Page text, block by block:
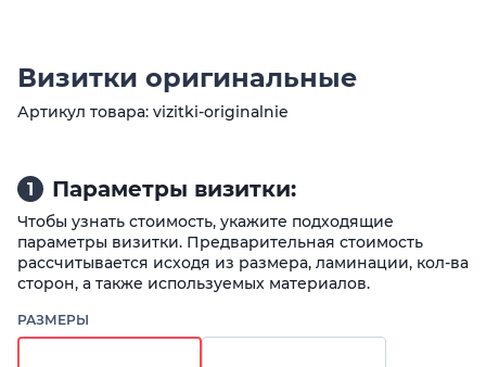
Визитки оригинальные
Артикул товара: vizitki-originalnie
1 Параметры визитки:
Чтобы узнать стоимость, укажите подходящие
параметры визитки. Предварительная стоимость
рассчитывается исходя из размера, ламинации, кол-ва
сторон, а также используемых материалов.
РАЗМЕРЫ